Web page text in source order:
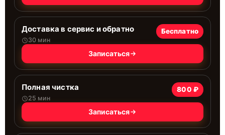
Доставка в сервис и обратно
30 мин
Бесплатно
Записаться
Полная чистка
25 мин
800 ₽
Записаться